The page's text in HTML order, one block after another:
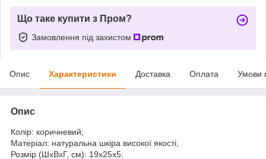
Що таке купити з Пром?
Замовлення під захистом
Опис Характеристики Доставка Оплата Умови
Опис
Колір: коричневий;
Матеріал: натуральна шкіра високої якості;
Розмір (ШхВхГ, см): 19х25х5;